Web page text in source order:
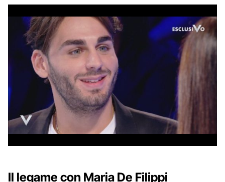
Il legame con Maria De Filippi